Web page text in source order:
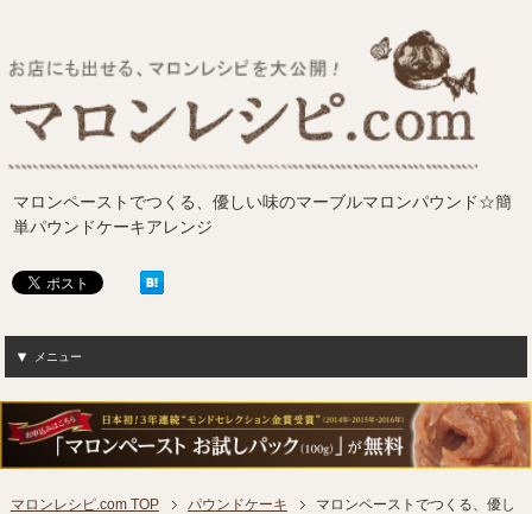
マロンペーストでつくる、優しい味のマーブルマロンパウンド☆簡
単パウンドケーキアレンジ
メニュー
マロンレシピ.com TOP パウンドケーキ
マロンペーストでつくる、優し